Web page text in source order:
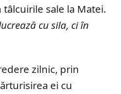
sale la Matei.
cu sila, ci în
zilnic, prin
ei cu